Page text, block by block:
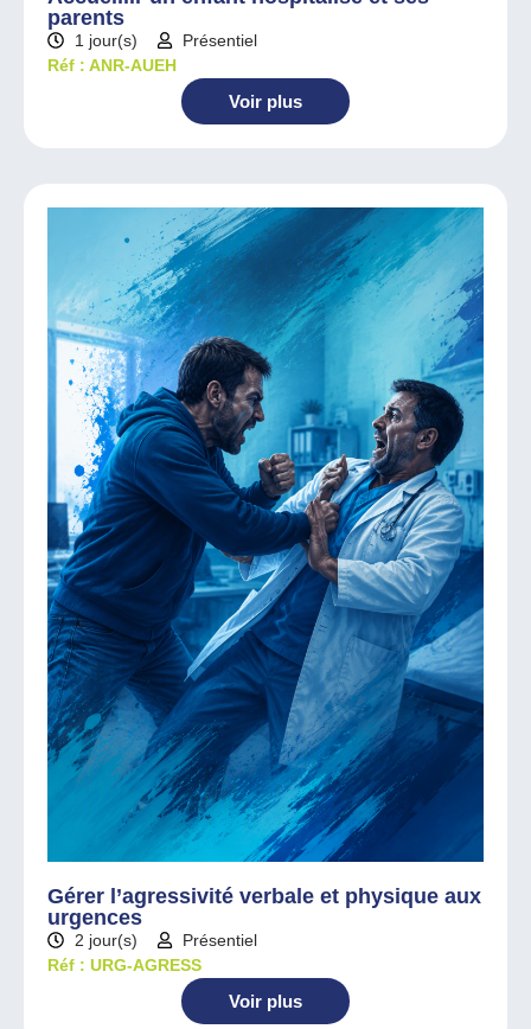
parents
1 jour(s)
Présentiel
Réf : ANR-AUEH
Voir plus
Gérer l’agressivité verbale et physique aux
urgences
2 jour(s)
Présentiel
Réf : URG-AGRESS
Voir plus